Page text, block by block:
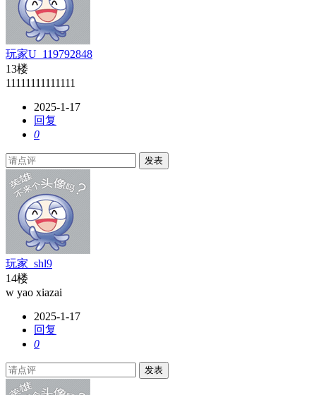
玩家U_119792848
13楼
11111111111111
2025-1-17
回复
0
发表
玩家_shl9
14楼
w yao xiazai
2025-1-17
回复
0
发表